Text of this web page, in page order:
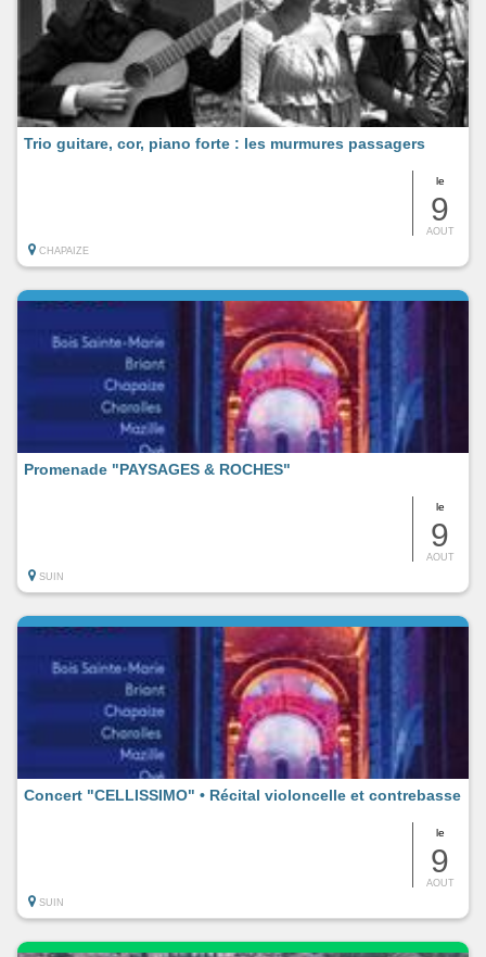
le
9
AOUT
Trio guitare, cor, piano forte : les murmures passagers
CHAPAIZE
le
9
AOUT
Promenade "PAYSAGES & ROCHES"
SUIN
le
9
AOUT
Concert "CELLISSIMO" • Récital violoncelle et contrebasse
SUIN